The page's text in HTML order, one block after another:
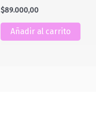
$89.000,00
Añadir al carrito